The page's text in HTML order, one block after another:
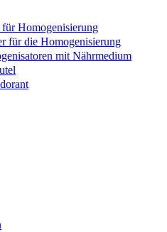
Homogenisierung
für die Homogenisierung
mit Nährmedium